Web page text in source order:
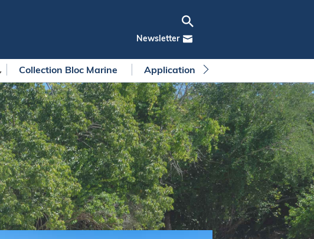
Newsletter
Collection Bloc Marine Application Bloc Marine